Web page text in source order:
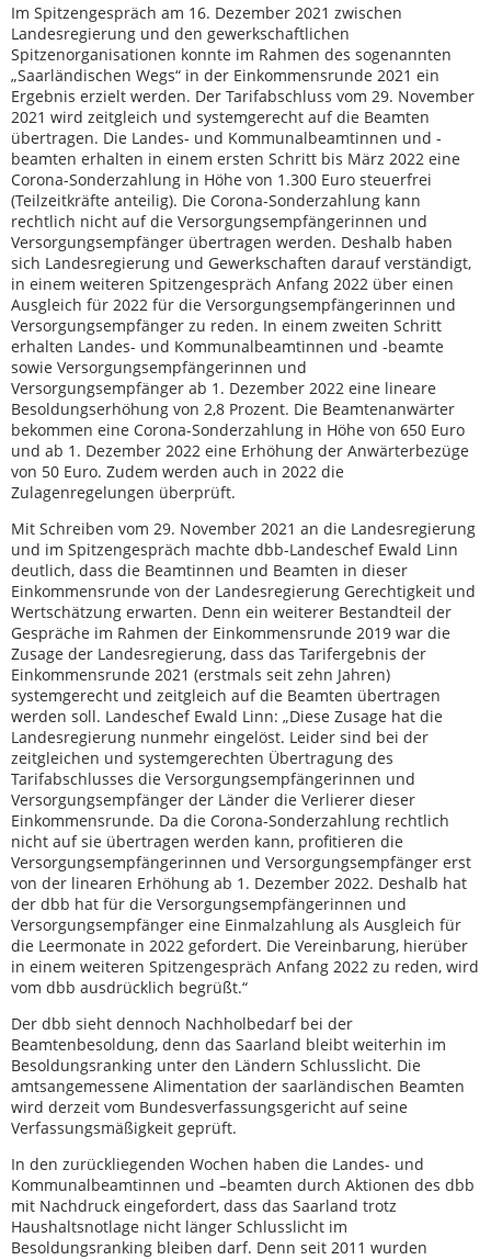
Im Spitzengespräch am 16. Dezember 2021 zwischen
Landesregierung und den gewerkschaftlichen
Spitzenorganisationen konnte im Rahmen des sogenannten
„Saarländischen Wegs“ in der Einkommensrunde 2021 ein
Ergebnis erzielt werden. Der Tarifabschluss vom 29. November
2021 wird zeitgleich und systemgerecht auf die Beamten
übertragen. Die Landes- und Kommunalbeamtinnen und -
beamten erhalten in einem ersten Schritt bis März 2022 eine
Corona-Sonderzahlung in Höhe von 1.300 Euro steuerfrei
(Teilzeitkräfte anteilig). Die Corona-Sonderzahlung kann
rechtlich nicht auf die Versorgungsempfängerinnen und
Versorgungsempfänger übertragen werden. Deshalb haben
sich Landesregierung und Gewerkschaften darauf verständigt,
in einem weiteren Spitzengespräch Anfang 2022 über einen
Ausgleich für 2022 für die Versorgungsempfängerinnen und
Versorgungsempfänger zu reden. In einem zweiten Schritt
erhalten Landes- und Kommunalbeamtinnen und -beamte
sowie Versorgungsempfängerinnen und
Versorgungsempfänger ab 1. Dezember 2022 eine lineare
Besoldungserhöhung von 2,8 Prozent. Die Beamtenanwärter
bekommen eine Corona-Sonderzahlung in Höhe von 650 Euro
und ab 1. Dezember 2022 eine Erhöhung der Anwärterbezüge
von 50 Euro. Zudem werden auch in 2022 die
Zulagenregelungen überprüft.
Mit Schreiben vom 29. November 2021 an die Landesregierung
und im Spitzengespräch machte dbb-Landeschef Ewald Linn
deutlich, dass die Beamtinnen und Beamten in dieser
Einkommensrunde von der Landesregierung Gerechtigkeit und
Wertschätzung erwarten. Denn ein weiterer Bestandteil der
Gespräche im Rahmen der Einkommensrunde 2019 war die
Zusage der Landesregierung, dass das Tarifergebnis der
Einkommensrunde 2021 (erstmals seit zehn Jahren)
systemgerecht und zeitgleich auf die Beamten übertragen
werden soll. Landeschef Ewald Linn: „Diese Zusage hat die
Landesregierung nunmehr eingelöst. Leider sind bei der
zeitgleichen und systemgerechten Übertragung des
Tarifabschlusses die Versorgungsempfängerinnen und
Versorgungsempfänger der Länder die Verlierer dieser
Einkommensrunde. Da die Corona-Sonderzahlung rechtlich
nicht auf sie übertragen werden kann, profitieren die
Versorgungsempfängerinnen und Versorgungsempfänger erst
von der linearen Erhöhung ab 1. Dezember 2022. Deshalb hat
der dbb hat für die Versorgungsempfängerinnen und
Versorgungsempfänger eine Einmalzahlung als Ausgleich für
die Leermonate in 2022 gefordert. Die Vereinbarung, hierüber
in einem weiteren Spitzengespräch Anfang 2022 zu reden, wird
vom dbb ausdrücklich begrüßt.“
Der dbb sieht dennoch Nachholbedarf bei der
Beamtenbesoldung, denn das Saarland bleibt weiterhin im
Besoldungsranking unter den Ländern Schlusslicht. Die
amtsangemessene Alimentation der saarländischen Beamten
wird derzeit vom Bundesverfassungsgericht auf seine
Verfassungsmäßigkeit geprüft.
In den zurückliegenden Wochen haben die Landes- und
Kommunalbeamtinnen und –beamten durch Aktionen des dbb
mit Nachdruck eingefordert, dass das Saarland trotz
Haushaltsnotlage nicht länger Schlusslicht im
Besoldungsranking bleiben darf. Denn seit 2011 wurden